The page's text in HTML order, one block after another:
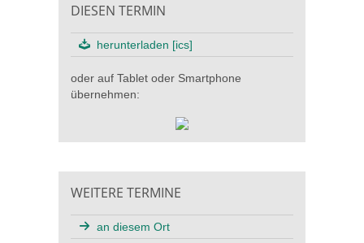
DIESEN TERMIN
herunterladen [ics]
oder auf Tablet oder Smartphone
übernehmen:
WEITERE TERMINE
an diesem Ort